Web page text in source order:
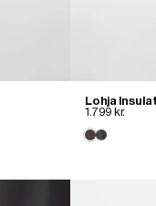
Lohja
1.799 kr.